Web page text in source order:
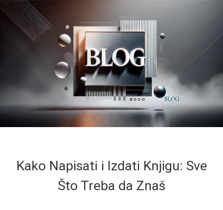
Kako Napisati i Izdati Knjigu: Sve
Što Treba da Znaš